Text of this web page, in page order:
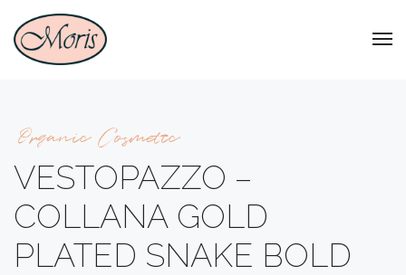
Organic Cosmetic
VESTOPAZZO –
COLLANA GOLD
PLATED SNAKE BOLD